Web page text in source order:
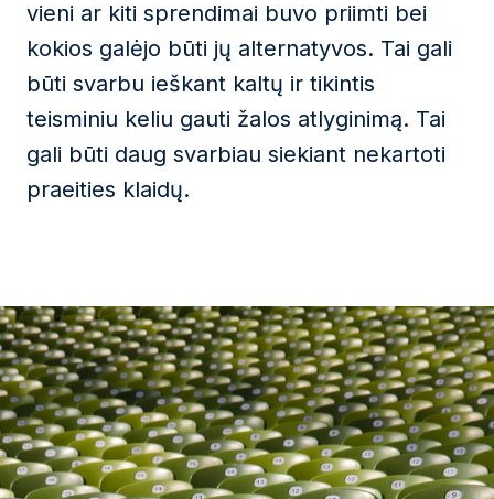
vieni ar kiti sprendimai buvo priimti bei
kokios galėjo būti jų alternatyvos. Tai gali
būti svarbu ieškant kaltų ir tikintis
teisminiu keliu gauti žalos atlyginimą. Tai
gali būti daug svarbiau siekiant nekartoti
praeities klaidų.